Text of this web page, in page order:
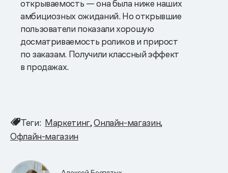
открываемость — она была ниже наших
амбициозных ожиданий. Но открывшие
пользователи показали хорошую
досматриваемость роликов и прирост
по заказам. Получили классный эффект
в продажах.
Теги: Маркетинг Онлайн-магазин
Офлайн-магазин